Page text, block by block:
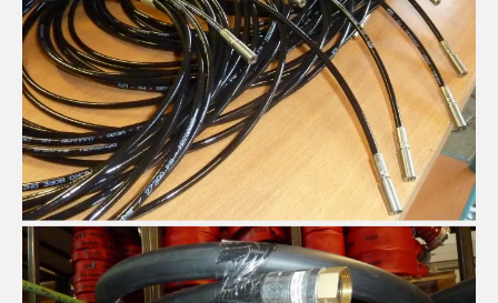
Pressluftschläuche für Profis